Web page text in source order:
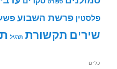
פלסטין פרשת השבוע
שירים תקשורת תרגיל
כלים